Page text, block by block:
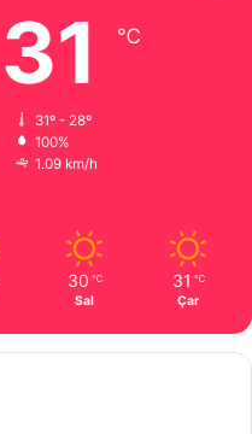
31 ℃
31º - 28º
100%
1.09 km/h
30 ℃
Sal
31 ℃
Çar